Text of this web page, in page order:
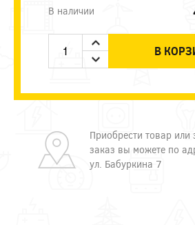
В наличии
В
Приобрести товар или
заказ вы можете по
ул. Бабуркина 7